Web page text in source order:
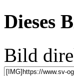
Dieses
Bild